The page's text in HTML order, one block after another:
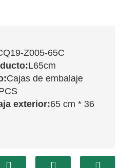
Z005-65C
L65cm
Cajas de embalaje
exterior:65 cm * 36
con la